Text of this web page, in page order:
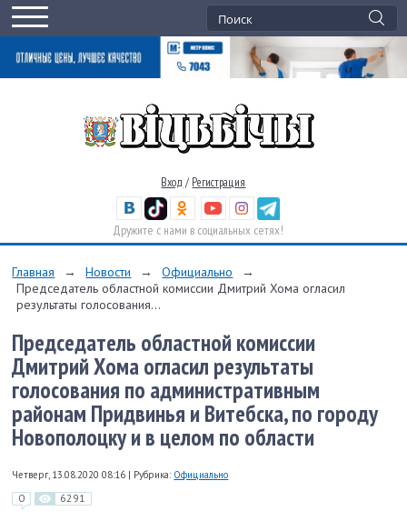
Вход / Регистрация
Дружите с нами в социальных сетях!
Главная → Новости → Официально
→
Председатель областной комиссии Дмитрий Хома огласил
результаты голосования...
Председатель областной комиссии
Дмитрий Хома огласил результаты
голосования по административным
районам Придвинья и Витебска, по городу
Новополоцку и в целом по области
Четверг, 13.08.2020 08:16 | Рубрика: Официально
0 6291